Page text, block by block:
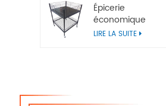
Épicerie
économique
Poubelles de vente
LIRE LA SUITE